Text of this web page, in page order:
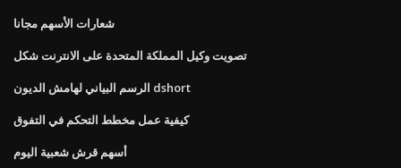
شعارات الأسهم مجانا
تصويت وكيل المملكة المتحدة على الانترنت شكل
الرسم البياني لهامش الديون dshort
كيفية عمل مخطط التحكم في التفوق
أسهم قرش شعبية اليوم